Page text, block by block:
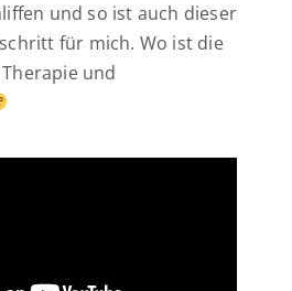
und so ist auch dieser
für mich. Wo ist die
und